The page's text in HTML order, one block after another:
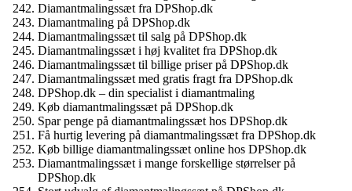
Diamantmalingssæt fra DPShop.dk
Diamantmaling på DPShop.dk
Diamantmalingssæt til salg på DPShop.dk
Diamantmalingssæt i høj kvalitet fra DPShop.dk
Diamantmalingssæt til billige priser på DPShop.dk
Diamantmalingssæt med gratis fragt fra DPShop.dk
DPShop.dk – din specialist i diamantmaling
Køb diamantmalingssæt på DPShop.dk
Spar penge på diamantmalingssæt hos DPShop.dk
Få hurtig levering på diamantmalingssæt fra DPShop.dk
Køb billige diamantmalingssæt online hos DPShop.dk
Diamantmalingssæt i mange forskellige størrelser på
DPShop.dk